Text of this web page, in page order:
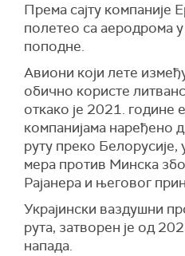
Према сајту компаније
полетео са аеродрома
поподне.
Авиони који лете
обично користе
откако је 2021. године
компанијама наређено
руту преко Белорусије,
мера против Минска
Рајанера и његовог
Украјински ваздушни
рута, затворен је од
напада.